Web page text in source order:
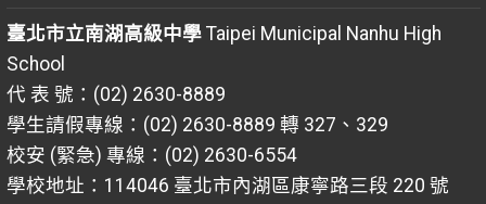
臺北市立南湖高級中學Taipei Municipal Nanhu High
School
代 表 號：(02) 2630-8889
學生請假專線：(02) 2630-8889 轉 327、329
校安 (緊急) 專線：(02) 2630-6554
學校地址：114046 臺北市內湖區康寧路三段 220 號